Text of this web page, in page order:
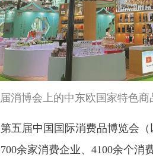
消博会上的中东欧国家特色
五届中国国际消费品博览会
余家消费企业、4100余个消